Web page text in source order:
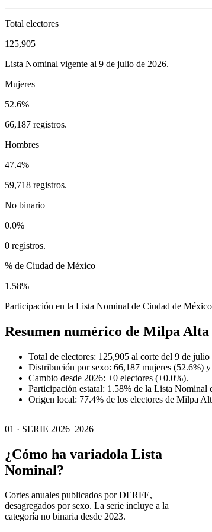
Total electores
125,905
Lista Nominal vigente al 9 de julio de 2026.
Mujeres
52.6%
66,187 registros.
Hombres
47.4%
59,718 registros.
No binario
0.0%
0 registros.
% de Ciudad de México
1.58%
Participación en la Lista Nominal de Ciudad de
Resumen numérico de Milpa Alta
Total de electores: 125,905 al corte del 9 de julio
Distribución por sexo: 66,187 mujeres (52.6%)
Cambio desde 2026: +0 electores (+0.0%).
Participación estatal: 1.58% de la Lista Nominal
Origen local: 77.4% de los electores de Milpa
01 · SERIE 2026–2026
¿Cómo ha variadola Lista
Nominal?
Cortes anuales publicados por DERFE,
desagregados por sexo. La serie incluye a la
categoría no binaria desde 2023.